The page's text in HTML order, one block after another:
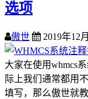
选项
傲世 2019年12
大家在使用whmcs
际上我们通常都用
填写，那么傲世就